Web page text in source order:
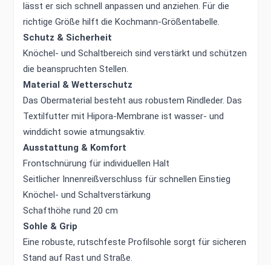
lässt er sich schnell anpassen und anziehen. Für die
richtige Größe hilft die Kochmann-Größentabelle.
Schutz & Sicherheit
Knöchel- und Schaltbereich sind verstärkt und schützen
die beanspruchten Stellen.
Material & Wetterschutz
Das Obermaterial besteht aus robustem Rindleder. Das
Textilfutter mit Hipora-Membrane ist wasser- und
winddicht sowie atmungsaktiv.
Ausstattung & Komfort
Frontschnürung für individuellen Halt
Seitlicher Innenreißverschluss für schnellen Einstieg
Knöchel- und Schaltverstärkung
Schafthöhe rund 20 cm
Sohle & Grip
Eine robuste, rutschfeste Profilsohle sorgt für sicheren
Stand auf Rast und Straße.